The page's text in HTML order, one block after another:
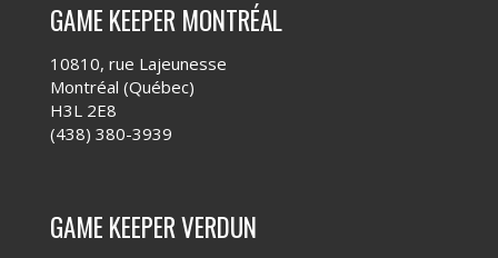
GAME KEEPER MONTRÉAL
10810, rue Lajeunesse
Montréal (Québec)
H3L 2E8
(438) 380-3939
GAME KEEPER VERDUN